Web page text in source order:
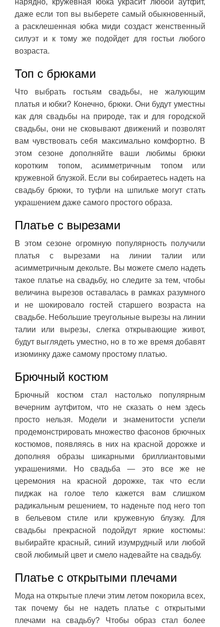
нарядно, кружевная юбка украсит любой аутфит,
даже если топ вы выберете самый обыкновенный,
а расклешенная юбка миди создаст женственный
силуэт и к тому же подойдет для гостьи любого
возраста.
Топ с брюками
Что выбрать гостьям свадьбы, не жалующим
платья и юбки? Конечно, брюки. Они будут уместны
как для свадьбы на природе, так и для городской
свадьбы, они не сковывают движений и позволят
вам чувствовать себя максимально комфортно. В
этом сезоне дополняйте ваши любимы брюки
коротким топом, асимметричным топом или
кружевной блузкой. Если вы собираетесь надеть на
свадьбу брюки, то туфли на шпильке могут стать
украшением даже самого простого образа.
Платье с вырезами
В этом сезоне огромную популярность получили
платья с вырезами на линии талии или
асимметричным декольте. Вы можете смело надеть
такое платье на свадьбу, но следите за тем, чтобы
величина вырезов оставалась в рамках разумного
и не шокировало гостей старшего возраста на
свадьбе. Небольшие треугольные вырезы на линии
талии или вырезы, слегка открывающие живот,
будут выглядеть уместно, но в то же время добавят
изюминку даже самому простому платью.
Брючный костюм
Брючный костюм стал настолько популярным
вечерним аутфитом, что не сказать о нем здесь
просто нельзя. Модели и знаменитости успели
продемонстрировать множество фасонов брючных
костюмов, появляясь в них на красной дорожке и
дополняя образы шикарными бриллиантовыми
украшениями. Но свадьба — это все же не
церемония на красной дорожке, так что если
пиджак на голое тело кажется вам слишком
радикальным решением, то наденьте под него топ
в бельевом стиле или кружевную блузку. Для
свадьбы прекрасной подойдут яркие костюмы:
выбирайте красный, синий изумрудный или любой
свой любимый цвет и смело надевайте на свадьбу.
Платье с открытыми плечами
Мода на открытые плечи этим летом покорила всех,
так почему бы не надеть платье с открытыми
плечами на свадьбу? Чтобы образ стал более